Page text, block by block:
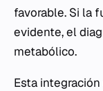
favorable. Si la
evidente, el
metabólico.
Esta